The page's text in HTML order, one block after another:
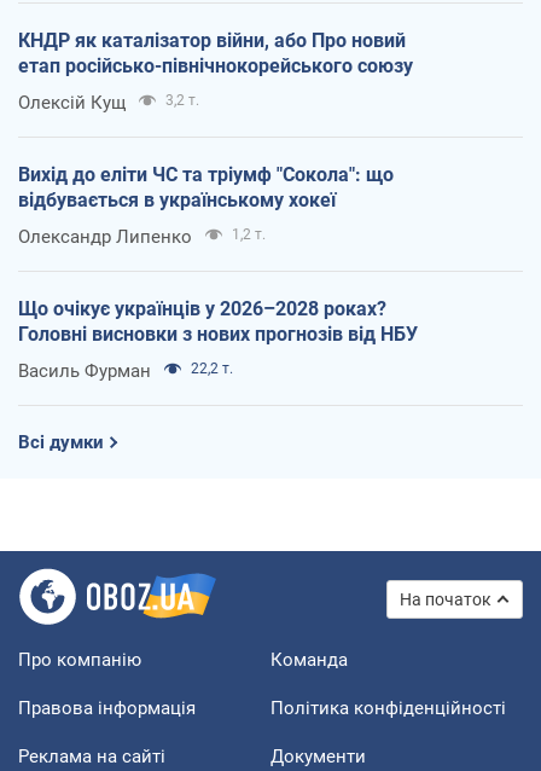
КНДР як каталізатор війни, або Про новий
етап російсько-північнокорейського союзу
Олексій Кущ 3,2 т.
Вихід до еліти ЧС та тріумф "Сокола": що
відбувається в українському хокеї
Олександр Липенко 1,2 т.
Що очікує українців у 2026–2028 роках?
Головні висновки з нових прогнозів від НБУ
Василь Фурман 22,2 т.
Всі думки
На початок
Про компанію Команда
Правова інформація Політика конфіденційності
Реклама на сайті Документи